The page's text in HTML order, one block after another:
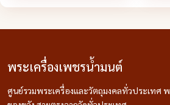
เช่น
พระเครื่องเพชรน้ำมนต์
ศูนย์รวมพระเครื่องและวัตถุมงคลทั่วประเทศ พ